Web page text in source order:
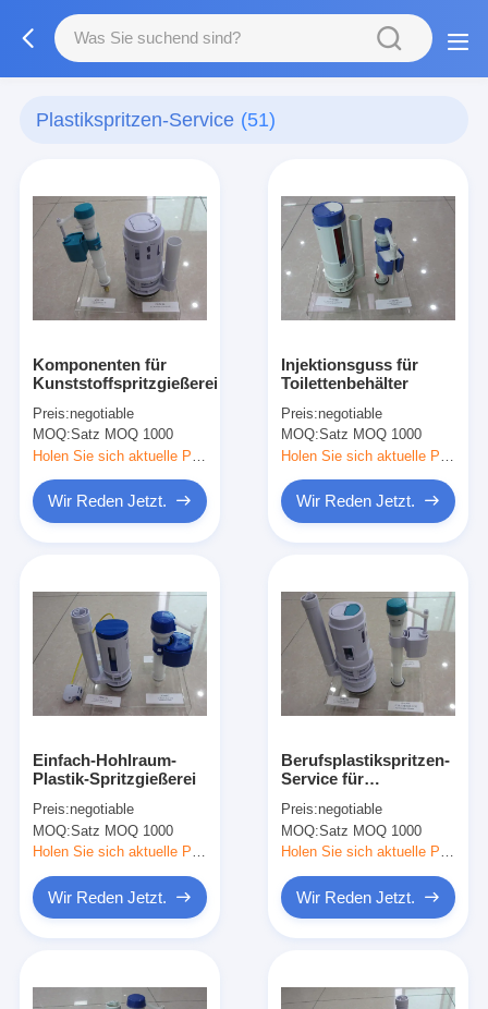
Plastikspritzen-Service (51)
Komponenten für
Kunststoffspritzgießereien
Preis:negotiable
MOQ:Satz MOQ 1000
Wir Reden Jetzt.
Injektionsguss für
Toilettenbehälter
Preis:negotiable
MOQ:Satz MOQ 1000
Wir Reden Jetzt.
Einfach-Hohlraum-
Plastik-Spritzgießerei
Preis:negotiable
MOQ:Satz MOQ 1000
Wir Reden Jetzt.
Berufsplastikspritzen-
Service für
Wasser-Behälter-
Installation
Preis:negotiable
MOQ:Satz MOQ 1000
Wir Reden Jetzt.